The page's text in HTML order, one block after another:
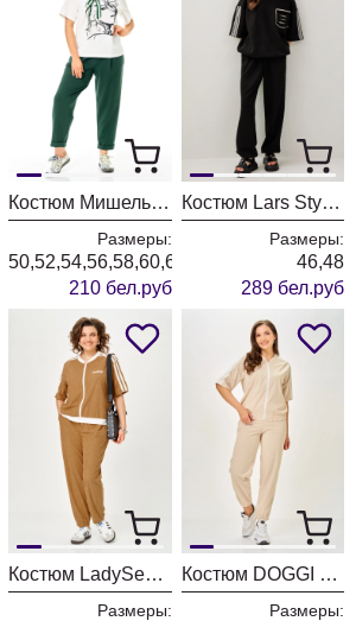
Костюм Мишель Шик 1458 темный изумруд+ белый
Размеры:
50,52,54,56,58,60,62,64
210 бел.руб
Костюм Lars Style 1238-1 черный+молочный
Размеры:
46,48
289 бел.руб
Костюм LadySecret 26237 карамель
Размеры:
Костюм DOGGI 26257 бежевый
Размеры: